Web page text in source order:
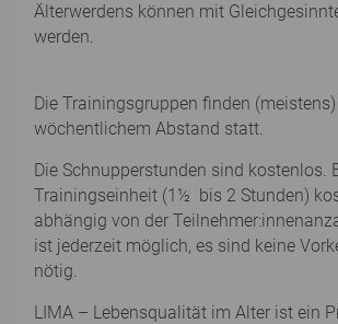
Älterwerdens können mit
werden.
Die Trainingsgruppen finden
wöchentlichem Abstand statt.
Die Schnupperstunden sind kostenlos.
Trainingseinheit (1½ bis 2 Stunden)
abhängig von der
ist jederzeit möglich, es sind keine
nötig.
LIMA – Lebensqualität im Alter ist ein